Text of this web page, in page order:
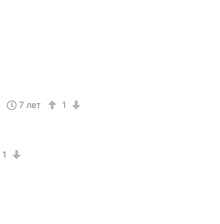
7 лет 1
1